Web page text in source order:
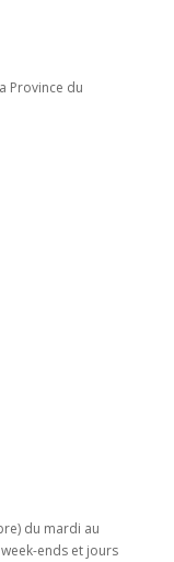
Province du
du mardi au
ends et jours